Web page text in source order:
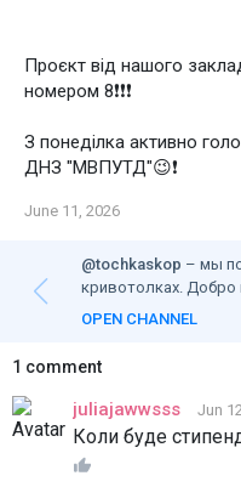
Проєкт від нашого
номером 8❗️❗️❗️
З понеділка активно
ДНЗ "МВПУТД"😉❗️
June 11, 2026
@tochkaskop –мы
кривотолках. Добро
OPEN CHANNEL
1 comment
juliajawwsss Jun 12
Коли буде